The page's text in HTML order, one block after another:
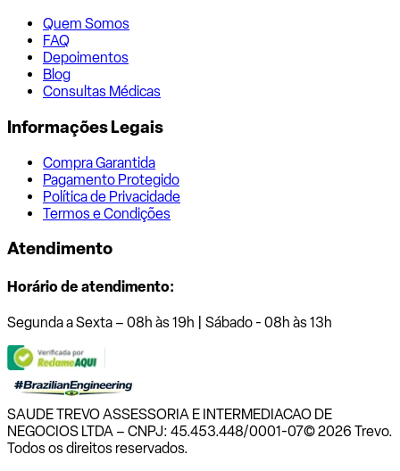
Quem Somos
FAQ
Depoimentos
Blog
Consultas Médicas
Informações Legais
Compra Garantida
Pagamento Protegido
Política de Privacidade
Termos e Condições
Atendimento
Horário de atendimento:
Segunda a Sexta – 08h às 19h | Sábado - 08h às 13h
SAUDE TREVO ASSESSORIA E INTERMEDIACAO DE
NEGOCIOS LTDA – CNPJ: 45.453.448/0001-07© 2026 Trevo.
Todos os direitos reservados.